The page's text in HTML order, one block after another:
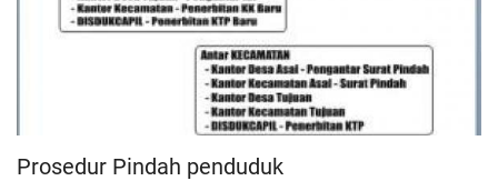
Prosedur Pindah penduduk